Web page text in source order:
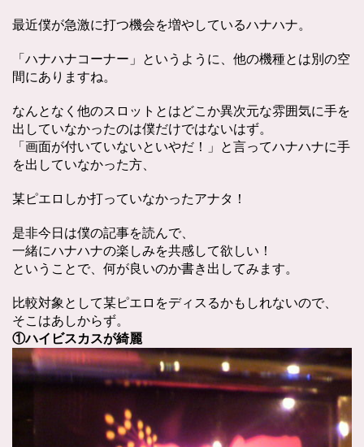
最近僕が急激に打つ機会を増やしているハナハナ。
「ハナハナコーナー」というように、他の機種とは別の空
間にありますね。
なんとなく他のスロットとはどこか異次元な雰囲気に手を
出していなかったのは僕だけではないはず。
「画面が付いていないといやだ！」と言ってハナハナに手
を出していなかった方、
某ピエロしか打っていなかったアナタ！
是非今日は僕の記事を読んで、
一緒にハナハナの楽しみを共感して欲しい！
ということで、何が良いのか書き出してみます。
比較対象として某ピエロをディスるかもしれないので、
そこはあしからず。
①ハイビスカスが綺麗